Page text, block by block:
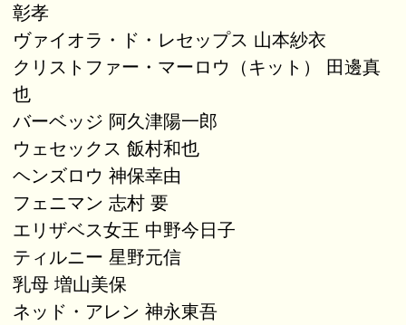
彰孝
ヴァイオラ・ド・レセップス 山本紗衣
クリストファー・マーロウ（キット） 田邊真
也
バーベッジ 阿久津陽一郎
ウェセックス 飯村和也
ヘンズロウ 神保幸由
フェニマン 志村 要
エリザベス女王 中野今日子
ティルニー 星野元信
乳母 増山美保
ネッド・アレン 神永東吾